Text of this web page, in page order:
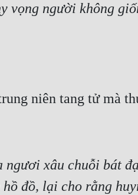
vọng người không
niên tang tử mà
ngươi xâu chuỗi bát
đồ, lại cho rằng